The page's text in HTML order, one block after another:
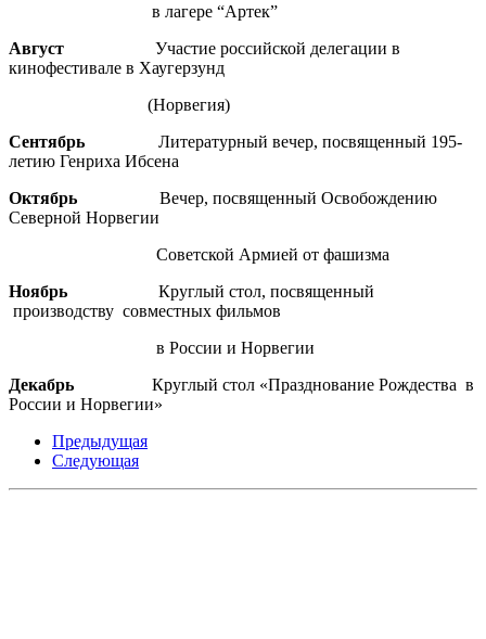
в лагере “Артек”
Август Участие российской делегации в
кинофестивале в Хаугерзунд
(Норвегия)
Сентябрь Литературный вечер, посвященный 195-
летию Генриха Ибсена
Октябрь Вечер, посвященный Освобождению
Северной Норвегии
Советской Армией от фашизма
Ноябрь Круглый стол, посвященный
производству совместных фильмов
в России и Норвегии
Декабрь Круглый стол «Празднование Рождества в
России и Норвегии»
Предыдущая
Следующая